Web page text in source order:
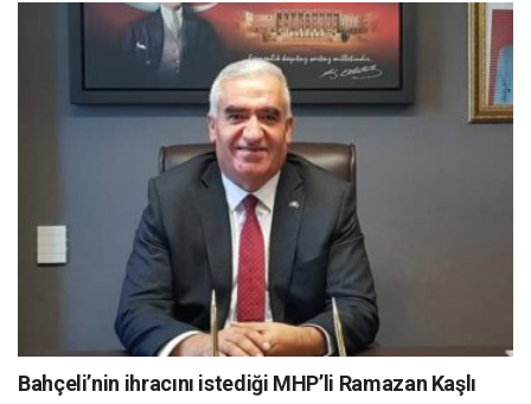
Bahçeli’nin ihracını istediği MHP’li Ramazan Kaşlı